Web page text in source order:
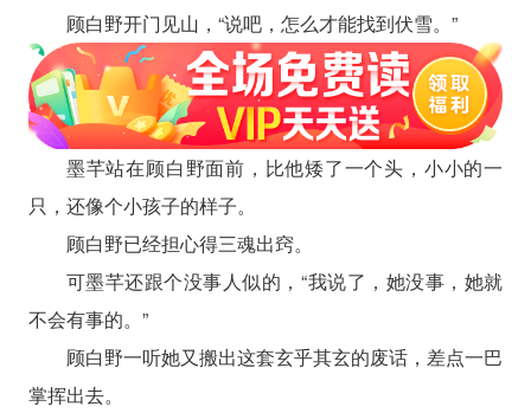
顾白野开门见山，“说吧，怎么才能找到伏雪。”
墨芊站在顾白野面前，比他矮了一个头，小小的一
只，还像个小孩子的样子。
顾白野已经担心得三魂出窍。
可墨芊还跟个没事人似的，“我说了，她没事，她就
不会有事的。”
顾白野一听她又搬出这套玄乎其玄的废话，差点一巴
掌挥出去。